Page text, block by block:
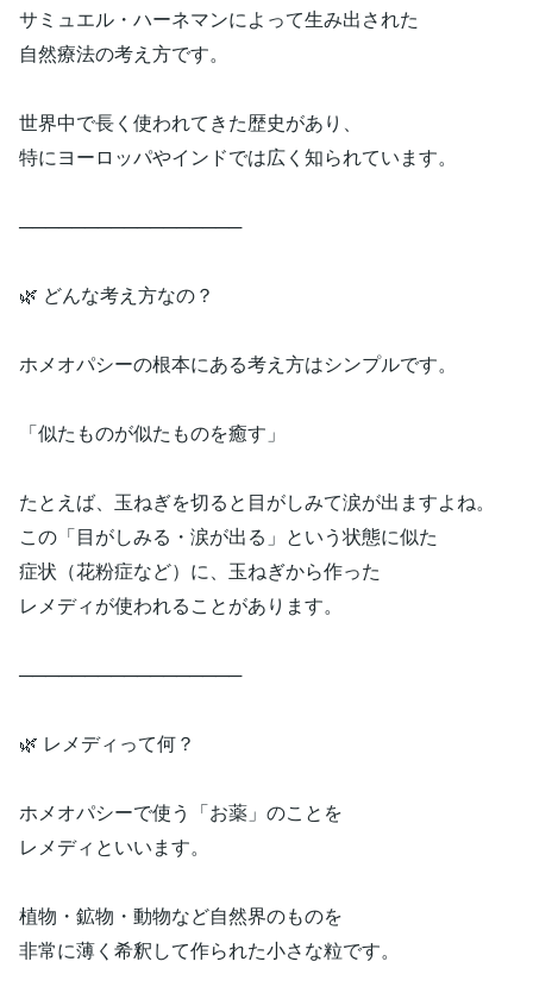
サミュエル・ハーネマンによって生み出された
自然療法の考え方です。
世界中で長く使われてきた歴史があり、
特にヨーロッパやインドでは広く知られています。
─────────────────
🌿 どんな考え方なの？
ホメオパシーの根本にある考え方はシンプルです。
「似たものが似たものを癒す」
たとえば、玉ねぎを切ると目がしみて涙が出ますよね。
この「目がしみる・涙が出る」という状態に似た
症状（花粉症など）に、玉ねぎから作った
レメディが使われることがあります。
─────────────────
🌿 レメディって何？
ホメオパシーで使う「お薬」のことを
レメディといいます。
植物・鉱物・動物など自然界のものを
非常に薄く希釈して作られた小さな粒です。